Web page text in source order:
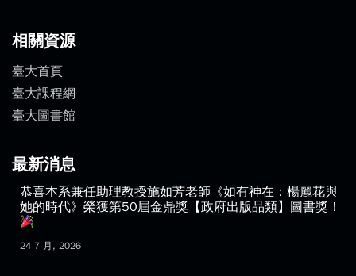
相關資源
臺大首頁
臺大圖書館
最新消息
恭喜本系兼任助理教授施如芳老師《如有神在：楊麗花與